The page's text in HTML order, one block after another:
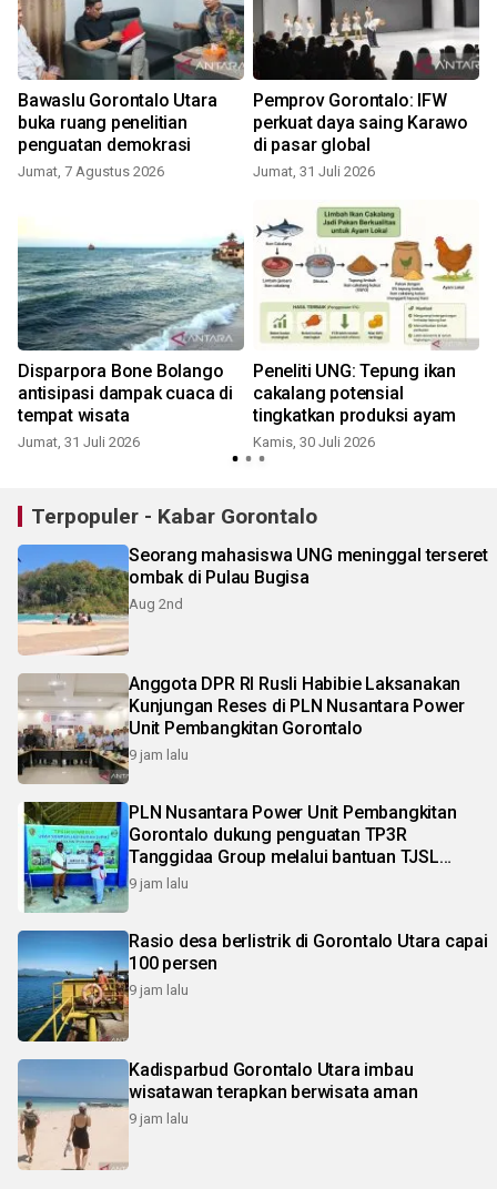
Bawaslu Gorontalo Utara
buka ruang penelitian
penguatan demokrasi
Jumat, 7 Agustus 2026
Pemprov Gorontalo: IFW
perkuat daya saing Karawo
di pasar global
Jumat, 31 Juli 2026
Disparpora Bone Bolango
antisipasi dampak cuaca di
tempat wisata
Jumat, 31 Juli 2026
Peneliti UNG: Tepung ikan
cakalang potensial
tingkatkan produksi ayam
Kamis, 30 Juli 2026
Terpopuler - Kabar Gorontalo
Seorang mahasiswa UNG meninggal terseret
ombak di Pulau Bugisa
Aug 2nd
Anggota DPR RI Rusli Habibie Laksanakan
Kunjungan Reses di PLN Nusantara Power
Unit Pembangkitan Gorontalo
9 jam lalu
PLN Nusantara Power Unit Pembangkitan
Gorontalo dukung penguatan TP3R
Tanggidaa Group melalui bantuan TJSL
berbasis ekonomi sirkular
9 jam lalu
Rasio desa berlistrik di Gorontalo Utara capai
100 persen
9 jam lalu
Kadisparbud Gorontalo Utara imbau
wisatawan terapkan berwisata aman
9 jam lalu